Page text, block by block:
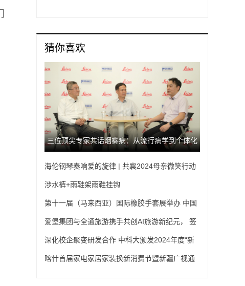
猜你喜欢
三位顶尖专家共话烟雾病：从流行病学到个体化
治疗
海伦钢琴奏响爱的旋律 | 共襄2024母亲微笑行动
慈善晚会
涉水裤+雨鞋架雨鞋挂钩
第十一届（马来西亚）国际橡胶手套展举办 中国
智造闪耀海外
爱堡集团与全通旅游携手共创AI旅游新纪元， 签
约仪式在富阳西谷小镇举行
深化校企聚变研发合作 中科大颁发2024年度“新
奥奖学金”
喀什首届家电家居家装换新消费节暨新疆广视通